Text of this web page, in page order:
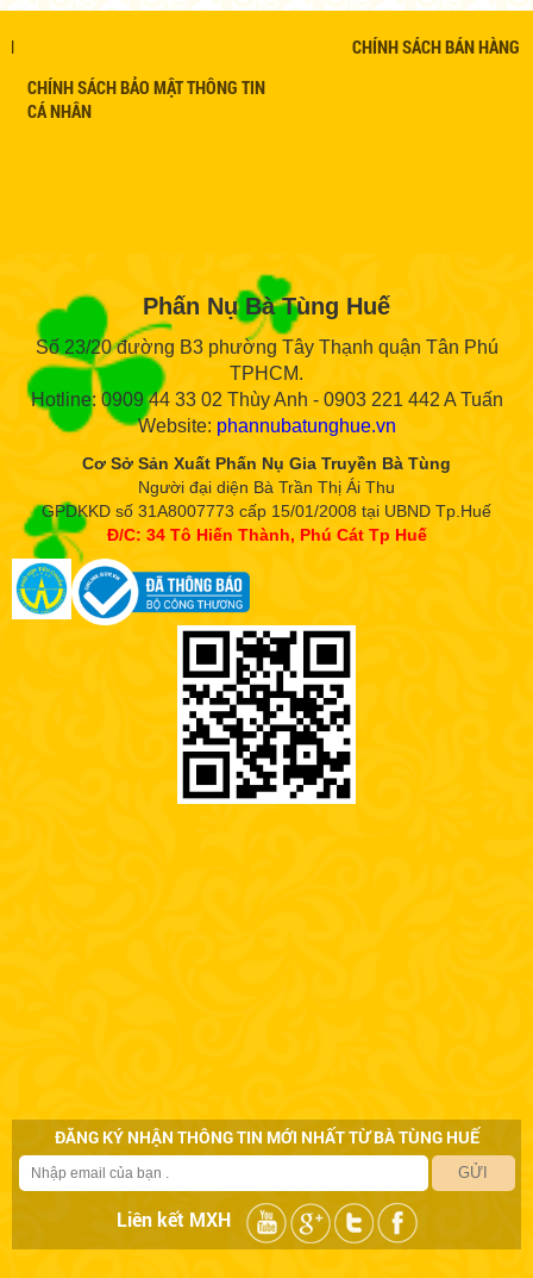
CHÍNH SÁCH BẢO MẬT THÔNG TIN
CÁ NHÂN
CHÍNH SÁCH BÁN HÀNG
Phấn Nụ Bà Tùng Huế
Số 23/20 đường B3 phường Tây Thạnh quận Tân Phú
TPHCM.
Hotline: 0909 44 33 02 Thùy Anh - 0903 221 442 A Tuấn
Website: phannubatunghue.vn
Cơ Sở Sản Xuất Phấn Nụ Gia Truyền Bà Tùng
Người đại diện Bà Trần Thị Ái Thu
GPDKKD số 31A8007773 cấp 15/01/2008 tại UBND Tp.Huế
Đ/C: 34 Tô Hiến Thành, Phú Cát Tp Huế
ĐĂNG KÝ NHẬN THÔNG TIN MỚI NHẤT TỪ BÀ TÙNG HUẾ
GỬI
Liên kết MXH